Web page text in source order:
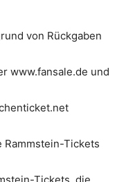
von Rückgaben
www.fansale.de und
Rammstein-Tickets